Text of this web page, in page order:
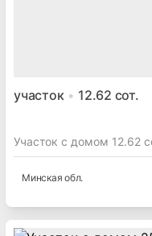
участок 12.62 сот.
Участок с домом 12.62
Минская обл.